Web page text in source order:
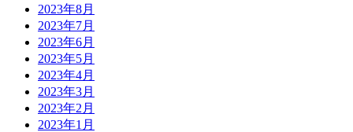
2023年8月
2023年7月
2023年6月
2023年5月
2023年4月
2023年3月
2023年2月
2023年1月